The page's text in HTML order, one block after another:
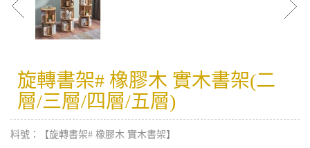
旋轉書架# 橡膠木 實木書架(二
層/三層/四層/五層)
料號：【旋轉書架# 橡膠木 實木書架】